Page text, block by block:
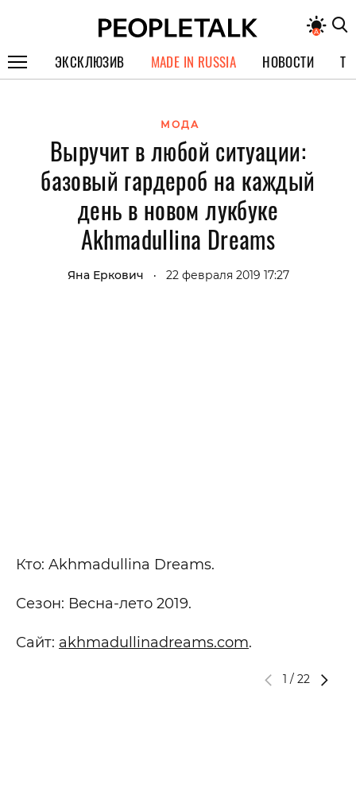
ЭКСКЛЮЗИВ
ИНТЕРВЬЮ
ПОКОЛЕНИЕ
MADE IN RUSSIA НОВОСТИ
МОДА
Выручит в любой ситуации:
базовый гардероб на каждый
день в новом лукбуке
Akhmadullina Dreams
Яна Еркович • 22 февраля 2019 17:27
Кто: Akhmadullina Dreams.
Сезон: Весна-лето 2019.
Сайт: akhmadullinadreams.com.
1 / 22